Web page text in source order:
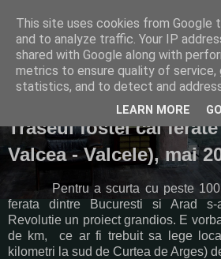
Plimbari cu
marți, 7 mai 2013
Traseul fostei cai
Valcea - Valcele), mai
Pentrua scurta cu peste
ferata dintre Bucuresti si Arad
Revolutie un proiect grandios. E
de km, ce ar fi trebuit sa lege
kilometri la sud de Curtea de Arges)
This site uses cookies from Google
and to analyze traffic. Your IP
shared with Google along with
metrics to ensure quality of service,
statistics, and to detect and
LEARN MORE